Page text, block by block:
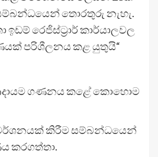
තොර­තුරු නැහැ.
ඉඩම් රෙජි­ස්ට්‍රාර් කාර්යා­ල­වල
පරි­ශී­ල­නය කළ යුතුයි“
ගණ­නය කළේ කොහොම
කිරීම සම්බ­න්ධ­යෙන්
කර­ගත්තා.